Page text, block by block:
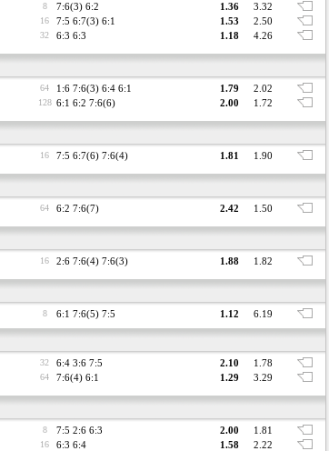
8 7:6(3) 6:2 1.36 3.32
16 7:5 6:7(3) 6:1 1.53 2.50
32 6:3 6:3 1.18 4.26
64 1:6 7:6(3) 6:4 6:1 1.79 2.02
128 6:1 6:2 7:6(6) 2.00 1.72
16 7:5 6:7(6) 7:6(4) 1.81 1.90
64 6:2 7:6(7) 2.42 1.50
16 2:6 7:6(4) 7:6(3) 1.88 1.82
8 6:1 7:6(5) 7:5 1.12 6.19
32 6:4 3:6 7:5 2.10 1.78
64 7:6(4) 6:1 1.29 3.29
8 7:5 2:6 6:3 2.00 1.81
16 6:3 6:4 1.58 2.22